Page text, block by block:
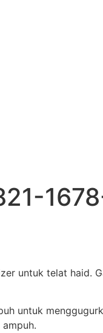
untuk telat haid.
untuk